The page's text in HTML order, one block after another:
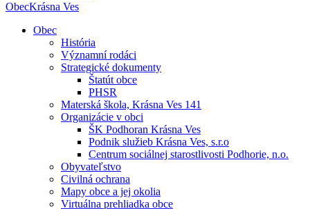
ObecKrásna Ves
Obec
História
Významní rodáci
Strategické dokumenty
Štatút obce
PHSR
Materská škola, Krásna Ves 141
Organizácie v obci
ŠK Podhoran Krásna Ves
Podnik služieb Krásna Ves, s.r.o
Centrum sociálnej starostlivosti Podhorie, n.o.
Obyvateľstvo
Civilná ochrana
Mapy obce a jej okolia
Virtuálna prehliadka obce